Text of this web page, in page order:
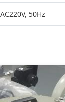
AC220V, 50Hz